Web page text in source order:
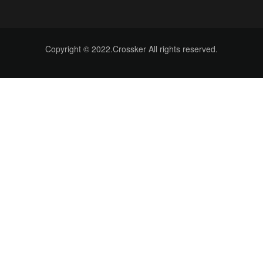
Copyright © 2022.Crossker All rights reserved.